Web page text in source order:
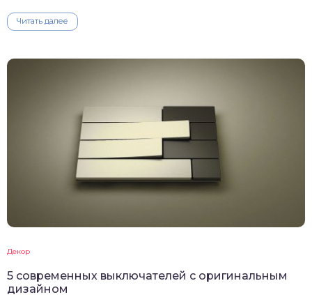
Читать далее
Декор
5 современных выключателей с оригинальным
дизайном